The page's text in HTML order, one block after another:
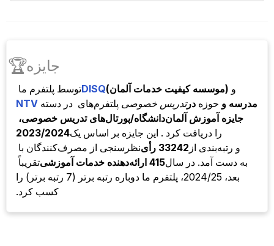
🏆جایزه
پلتفرم ما توسطDISQ(موسسه کیفیت خدمات آلمان) و
NTV در دسته پلتفرم‌های تدریس خصوصیدر حوزه مدرسه و
دانشگاه/پورتال‌های تدریس خصوصی،جایزه آموزش آلمان
2023/2024را دریافت کرد . این جایزه بر اساس یک
نظرسنجی از مصرف‌کنندگان با
33242 رأی و رتبه‌بندی از
تقریباً
415 ارائه‌دهنده خدمات آموزشیبه دست آمد. در سال
بعد، 2024/25، پلتفرم ما دوباره رتبه برتر (7 رتبه برتر) را
کسب کرد.